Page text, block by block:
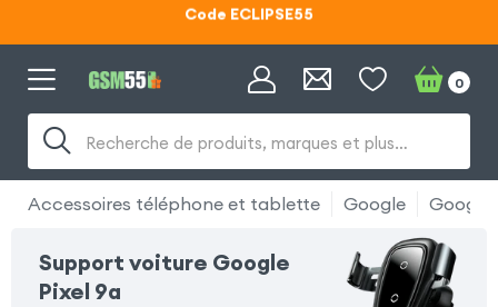
Code ECLIPSE55
Recherche de produits, marques et plus…
0
Accessoires téléphone et tablette Google Google
Support voiture Google
Pixel 9a